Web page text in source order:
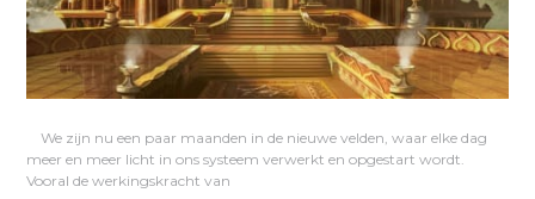
We zijn nu een paar maanden in de nieuwe velden, waar elke dag
meer en meer licht in ons systeem verwerkt en opgestart wordt.
Vooral de werkingskracht van